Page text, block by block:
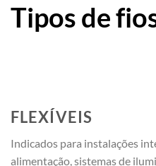
Tipos de
FLEXÍVEIS
Indicados para instalações
alimentação, sistemas de